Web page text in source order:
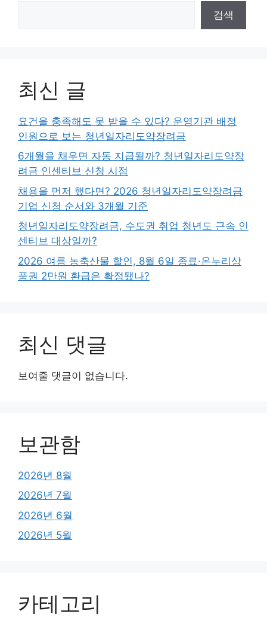
검색
최신 글
요건을 충족해도 못 받을 수 있다? 운영기관 배정
인원으로 보는 청년일자리도약장려금
6개월을 채우면 자동 지급될까? 청년일자리도약장
려금 인센티브 신청 시점
채용을 먼저 했다면? 2026 청년일자리도약장려금
기업 신청 순서와 3개월 기준
청년일자리도약장려금, 수도권 취업 청년도 근속 인
센티브 대상일까?
2026 여름 농축산물 할인, 8월 6일 종료·온누리상
품권 2만원 환급은 확정됐나?
최신 댓글
보여줄 댓글이 없습니다.
보관함
2026년 8월
2026년 7월
2026년 6월
2026년 5월
카테고리